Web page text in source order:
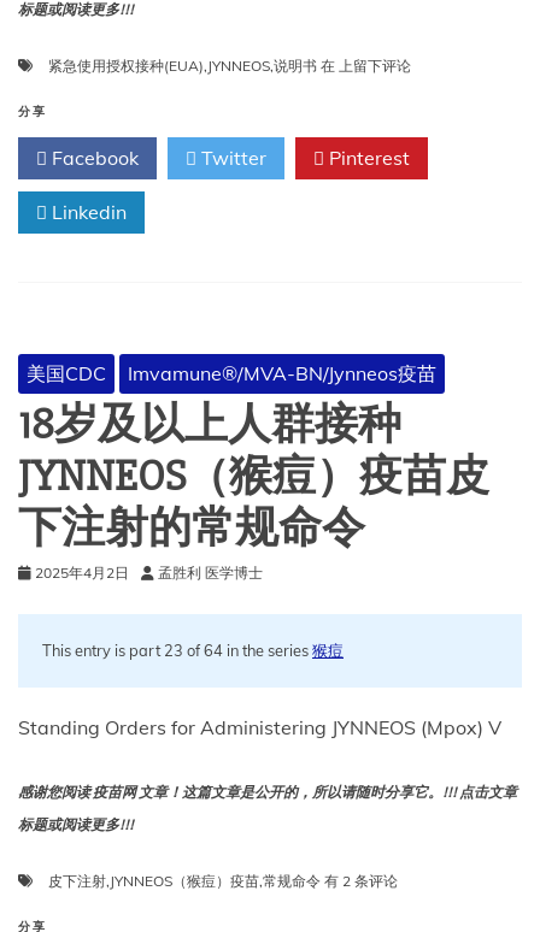
标题或阅读更多!!!
紧急使用授权接种(EUA), JYNNEOS,说明书 在 JYNNEOS
使
用
授
书
上留下评论
分享
Facebook Twitter Pinterest
Linkedin
美国CDC Imvamune®/MVA-BN/Jynneos疫苗
18岁及以上人群接种
JYNNEOS（猴痘）疫苗皮
下注射的常规命令
2025年4月2日 孟胜利 医学博士
This entry is part 23 of 64 in the series猴痘
Standing Orders for Administering JYNNEOS (Mpox) V
感谢您阅读 疫苗网 文章！这篇文章是公开的，所以请随时分享它。!!! 点击文章
标题或阅读更多!!!
皮下注射, JYNNEOS（猴痘）疫苗,常规命令 18
有 2 条评论
分享